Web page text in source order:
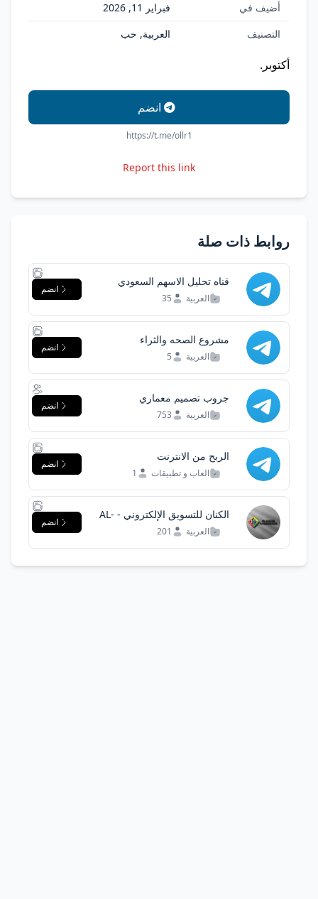
أضيف في
فبراير 11, 2026
التصنيف
العربية, حب
أكتوبر.
انضم
https://t.me/ollr1
Report this link
روابط ذات صلة
قناه تحليل الاسهم السعودي
العربية 35
انضم
مشروع الصحه والثراء
العربية 5
انضم
جروب تصميم معماري
ومخططات
العربية 753
انضم
الربح من الانترنت
العاب و تطبيقات 1
انضم
الكنان للتسويق الإلكتروني - AL-
Kinan E-Marketing
العربية 201
انضم